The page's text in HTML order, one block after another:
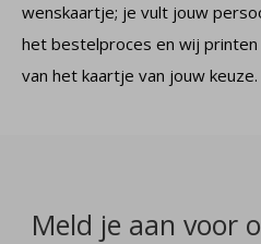
wenskaartje; je vult jouw
het bestelproces en wij
van het kaartje van jouw keuze.
Meld je aan voor